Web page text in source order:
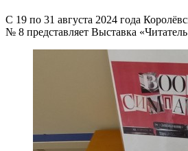
С 19 по 31 августа 2024 года
№ 8 представляет Выставка